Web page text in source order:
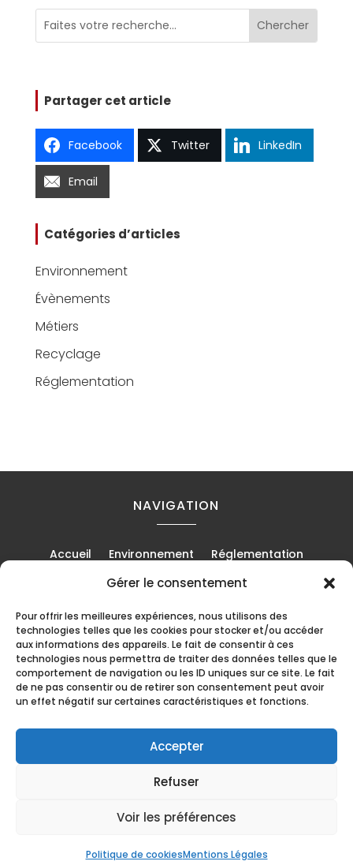
Gérer le consentement
Pour offrir les meilleures expériences, nous utilisons des
technologies telles que les cookies pour stocker et/ou accéder
aux informations des appareils. Le fait de consentir à ces
technologies nous permettra de traiter des données telles que le
comportement de navigation ou les ID uniques sur ce site. Le fait
de ne pas consentir ou de retirer son consentement peut avoir
un effet négatif sur certaines caractéristiques et fonctions.
Accepter
Refuser
Voir les préférences
Politique de cookiesMentions Légales
Partager cet article
Facebook Twitter LinkedIn
Email
Catégories d’articles
Environnement
Évènements
Métiers
Recyclage
Réglementation
NAVIGATION
Accueil Environnement
Réglementation
Métiers Chantiers
EN PARTENARIAT AVEC
© Sirmet – 2024 – Tous droits réservés